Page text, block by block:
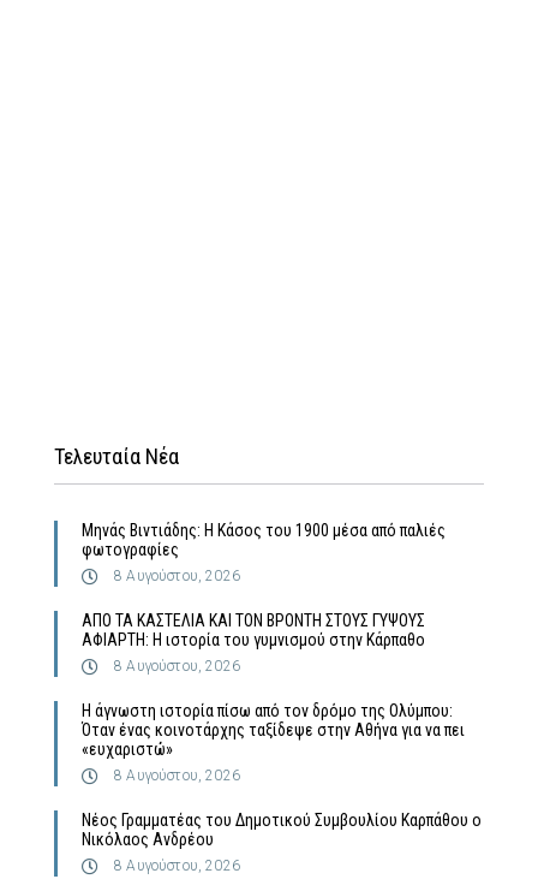
Τελευταία Νέα
Μηνάς Βιντιάδης: Η Κάσος του 1900 μέσα από παλιές
φωτογραφίες
8 Αυγούστου, 2026
ΑΠΟ ΤΑ ΚΑΣΤΕΛΙΑ ΚΑΙ ΤΟΝ ΒΡΟΝΤΗ ΣΤΟΥΣ ΓΥΨΟΥΣ
ΑΦΙΑΡΤΗ: Η ιστορία του γυμνισμού στην Κάρπαθο
8 Αυγούστου, 2026
Η άγνωστη ιστορία πίσω από τον δρόμο της Ολύμπου:
Όταν ένας κοινοτάρχης ταξίδεψε στην Αθήνα για να πει
«ευχαριστώ»
8 Αυγούστου, 2026
Νέος Γραμματέας του Δημοτικού Συμβουλίου Καρπάθου ο
Νικόλαος Ανδρέου
8 Αυγούστου, 2026